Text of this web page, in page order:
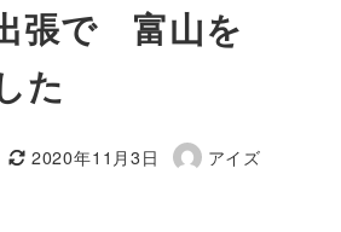
張で 富山を
た
更新日
2020年11月3日
著
アイズ